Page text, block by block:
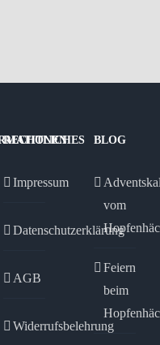
RECHTLICHES
Impressum
Datenschutzerklärung
AGB
Widerrufsbelehrung
BLOG
vom
Feiern
beim